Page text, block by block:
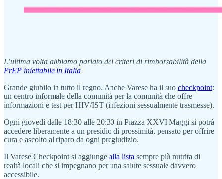
L’ultima volta abbiamo parlato dei criteri di rimborsabilità della
PrEP iniettabile in Italia
Grande giubilo in tutto il regno. Anche Varese ha il suo checkpoint:
un centro informale della comunità per la comunità che offre
informazioni e test per HIV/IST (infezioni sessualmente trasmesse).
Ogni giovedì dalle 18:30 alle 20:30 in Piazza XXVI Maggi si potrà
accedere liberamente a un presidio di prossimità, pensato per offrire
cura e ascolto al riparo da ogni pregiudizio.
Il Varese Checkpoint si aggiunge alla lista sempre più nutrita di
realtà locali che si impegnano per una salute sessuale davvero
accessibile.